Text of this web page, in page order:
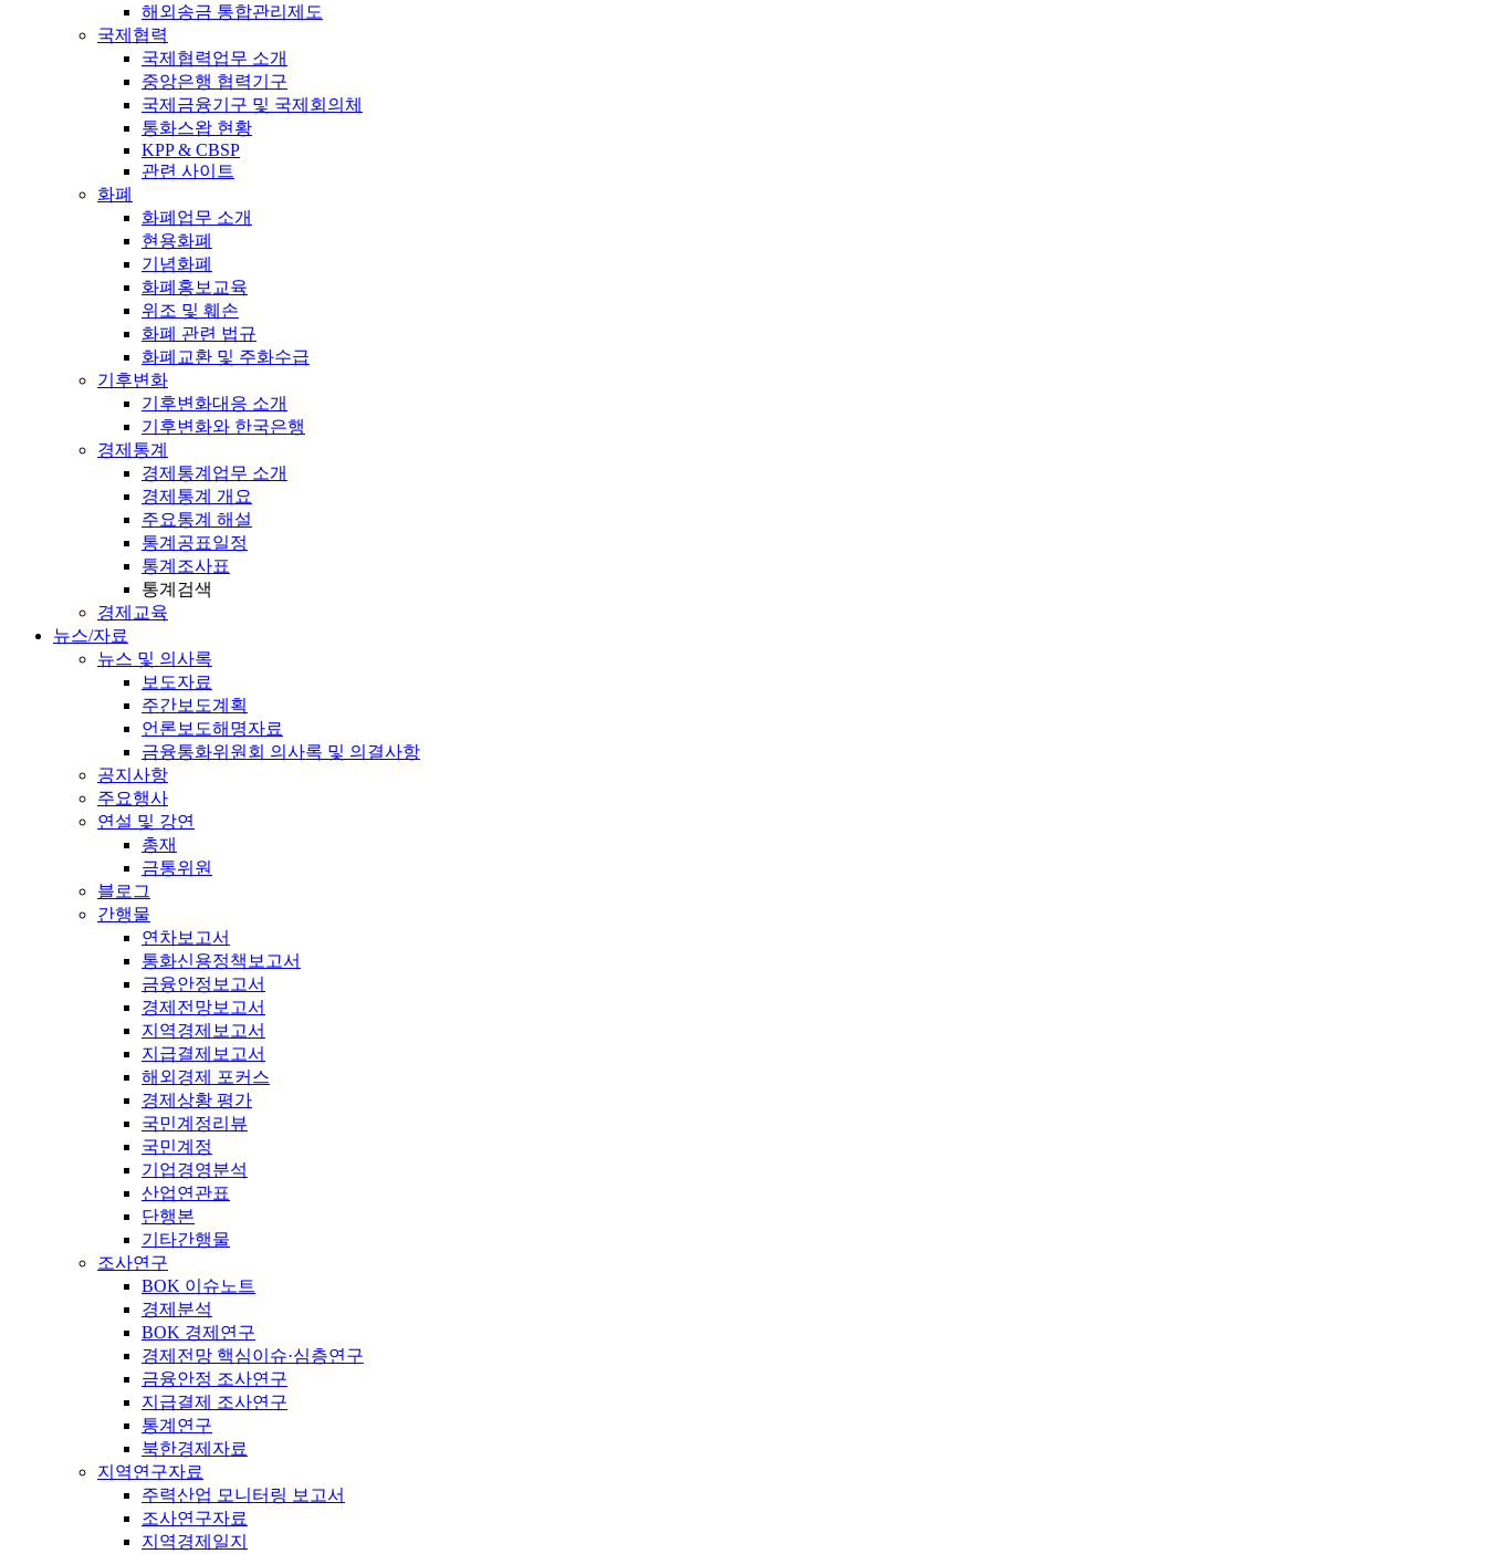
해외송금 통합관리제도
국제협력
국제협력업무 소개
중앙은행 협력기구
국제금융기구 및 국제회의체
통화스왑 현황
KPP & CBSP
관련 사이트
화폐
화폐업무 소개
현용화폐
기념화폐
화폐홍보교육
위조 및 훼손
화폐 관련 법규
화폐교환 및 주화수급
기후변화
기후변화대응 소개
기후변화와 한국은행
경제통계
경제통계업무 소개
경제통계 개요
주요통계 해설
통계공표일정
통계조사표
통계검색
경제교육
뉴스/자료
뉴스 및 의사록
보도자료
주간보도계획
언론보도해명자료
금융통화위원회 의사록 및 의결사항
공지사항
주요행사
연설 및 강연
총재
금통위원
블로그
간행물
연차보고서
통화신용정책보고서
금융안정보고서
경제전망보고서
지역경제보고서
지급결제보고서
해외경제 포커스
경제상황 평가
국민계정리뷰
국민계정
기업경영분석
산업연관표
단행본
기타간행물
조사연구
BOK 이슈노트
경제분석
BOK 경제연구
경제전망 핵심이슈·심층연구
금융안정 조사연구
지급결제 조사연구
통계연구
북한경제자료
지역연구자료
주력산업 모니터링 보고서
조사연구자료
지역경제일지